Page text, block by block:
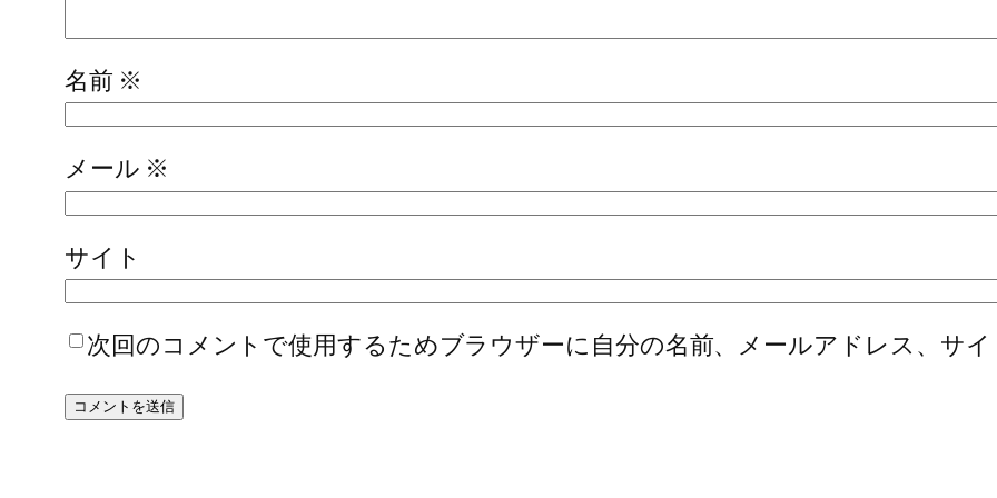
名前 ※
メール ※
サイト
次回のコメントで使用するためブラウザーに自分の名前、メールアドレス、サイ